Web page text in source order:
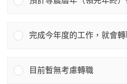
完成今年度的工作，就會轉
目前暫無考慮轉職